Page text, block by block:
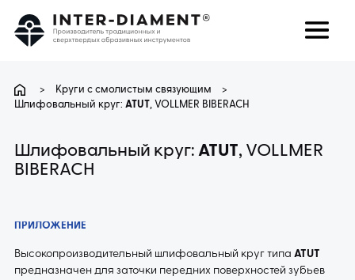
ПРОДУКТЫ
ЧАВО
> Круги с смолистым связующим
>
Шлифовальный круг: ATUT, VOLLMER BIBERACH
Шлифовальный круг: ATUT, VOLLMER
BIBERACH
ПРИЛОЖЕНИЕ
Высокопроизводительный шлифовальный круг типа ATUT
предназначен для заточки передних поверхностей зубьев